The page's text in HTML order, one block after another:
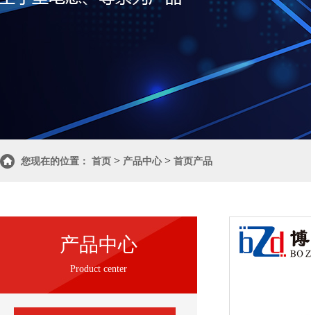
您现在的位置： 首页 > 产品中心> 首页产品
产品中心
Product center